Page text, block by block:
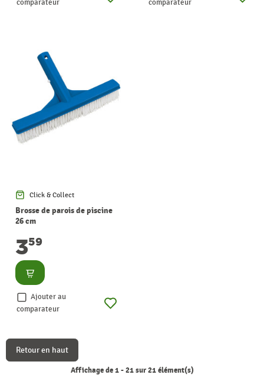
comparateur
comparateur
Click & Collect
Brosse de parois de piscine
26 cm
359
Consulter
Ajouter au
comparateur
Retour en haut
Affichage de 1 - 21 sur 21 élément(s)